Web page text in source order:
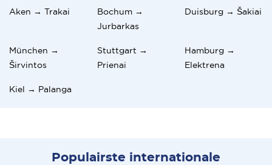
Aken → Trakai
Bochum →
Jurbarkas
Duisburg → Šakiai
München →
Širvintos
Stuttgart →
Prienai
Hamburg →
Elektrena
Kiel → Palanga
Populairste internationale